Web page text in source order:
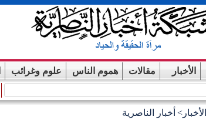
الأخبار مقالات هموم الناس علوم وغرائب
الأخبار > أخبار الناصرية